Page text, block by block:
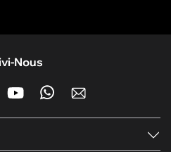
Nous